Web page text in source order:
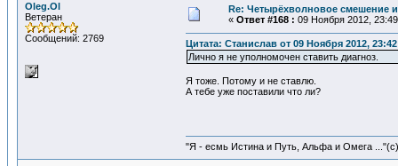
Oleg.Ol
Ветеран
Сообщений: 2769
Re: Четырёхволновое смешение и
« Ответ #168 : 09 Ноября 2012,
Цитата: Станислав от 09 Ноября 2012,
Лично я не уполномочен ставить диагноз.
Я тоже. Потому и не ставлю.
А тебе уже поставили что ли?
"Я - есмь Истина и Путь, Альфа и Омега ..."(с)